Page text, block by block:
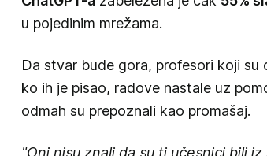
u pojedinim mrežama.
Da stvar bude gora, profesori koji su
ko ih je pisao, radove nastale uz
odmah su prepoznali kao promašaj.
"Oni nisu znali da su ti učesnici bili iz